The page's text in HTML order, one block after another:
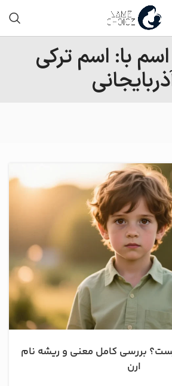
با: اسم ترکی
بررسی کامل معنی و ریشه نام
ارن